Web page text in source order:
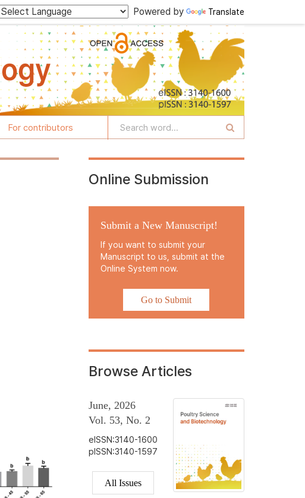
Powered by Translate
For contributors
Online Submission
Submit a New Manuscript!
If you want to submit your
Manuscript to us, submit at the
Online System now.
Go to Submit
Browse Articles
June, 2026
Vol. 53, No. 2
eISSN:3140-1600
pISSN:3140-1597
All Issues